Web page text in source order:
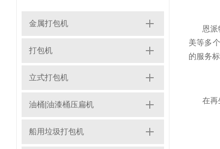
金属打包机
打包机
立式打包机
油桶|油漆桶压扁机
船用垃圾打包机
恩派
美等多
的服务
在再